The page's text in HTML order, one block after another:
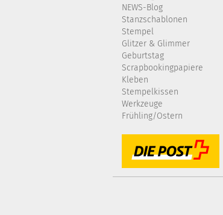
NEWS-Blog
Stanzschablonen
Stempel
Glitzer & Glimmer
Geburtstag
Scrapbookingpapiere
Kleben
Stempelkissen
Werkzeuge
Frühling/Ostern